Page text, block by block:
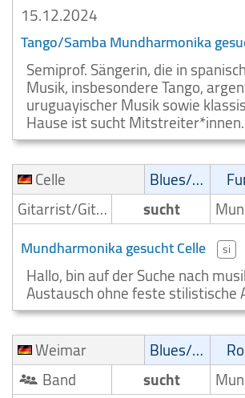
15.12.2024
Tango/Samba Mundharmonika
Semiprof. Sängerin, die in
Musik, insbesondere Tango,
uruguayischer Musik sowie
Hause ist sucht Mitstreiter*innen.
Celle
Blues/Swing
Gitarrist/Gitarrenspieler
sucht
Mundharmonika gesucht Celle si
Hallo, bin auf der Suche nach
Austausch ohne feste stilistische
Weimar
Blues/Swing
Band
sucht